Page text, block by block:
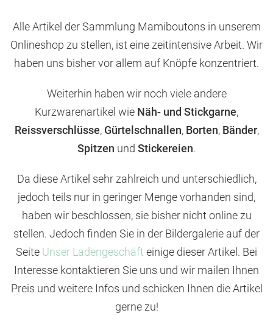
Alle Artikel der Sammlung Mamiboutons in unserem
Onlineshop zu stellen, ist eine zeitintensive Arbeit. Wir
haben uns bisher vor allem auf Knöpfe konzentriert.
Weiterhin haben wir noch viele andere
Kurzwarenartikel wie Näh- und Stickgarne,
Reissverschlüsse, Gürtelschnallen, Borten, Bänder,
Spitzen und Stickereien.
Da diese Artikel sehr zahlreich und unterschiedlich,
jedoch teils nur in geringer Menge vorhanden sind,
haben wir beschlossen, sie bisher nicht online zu
stellen. Jedoch finden Sie in der Bildergalerie auf der
Seite Unser Ladengeschäft einige dieser Artikel. Bei
Interesse kontaktieren Sie uns und wir mailen Ihnen
Preis und weitere Infos und schicken Ihnen die Artikel
gerne zu!